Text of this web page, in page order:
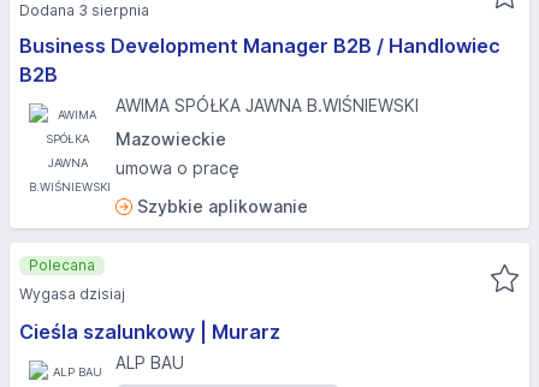
Business Development Manager B2B / Handlowiec
B2B
AWIMA SPÓŁKA JAWNA B.WIŚNIEWSKI
Mazowieckie
umowa o pracę
Szybkie aplikowanie
Dodana 3 sierpnia
Cieśla szalunkowy | Murarz
ALP BAU
Polecana
Wygasa dzisiaj